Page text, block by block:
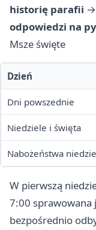
historię parafii →
odpowiedzi na
Msze święte
Dzień
Dni powszednie
Niedziele i święta
Nabożeństwa
W pierwszą
7:00 sprawowana
bezpośrednio